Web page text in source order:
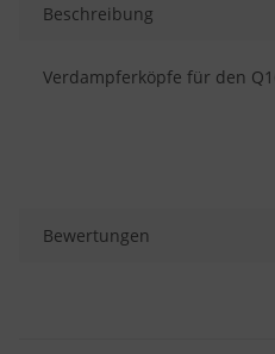
Beschreibung
Verdampferköpfe für den
Bewertungen